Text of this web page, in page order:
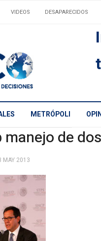
VIDEOS DESAPARECIDOS
METRÓPOLI
manejo de
MAY 2013